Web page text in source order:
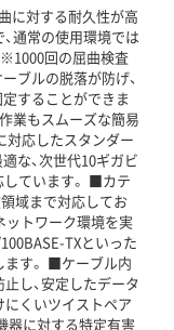
に対する耐久性が高
通常の使用環境では
回の屈曲検査
ブルの脱落が防げ、
することができま
業もスムーズな簡易
対応したスタンダー
な、次世代10ギガビ
しています。 ■カテ
域まで対応してお
ットワーク環境を実
TXといった
ます。 ■ケーブル内
し、安定したデータ
くいツイストペア
器に対する特定有害